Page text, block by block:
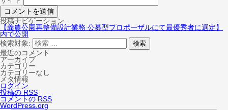
投稿ナビゲーション
【義農公園再整備設計業務 公募型プロポーザルにて最優秀者に選定】
内で公開
検索対象:
検索
最近のコメント
アーカイブ
カテゴリー
カテゴリーなし
メタ情報
ログイン
投稿の RSS
コメントの RSS
WordPress.org